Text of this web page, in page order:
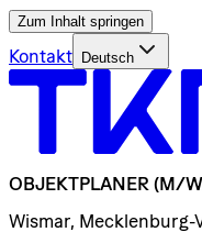
Zum Inhalt springen
Kontakt Deutsch
OBJEKTPLANER (M/
Wismar, Mecklenburg-